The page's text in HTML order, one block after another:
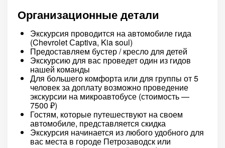
Организационные детали
Экскурсия проводится на автомобиле гида
(Chevrolet Сaptiva, Kia soul)
Предоставляем бустер / кресло для детей
Экскурсию для вас проведет один из гидов
нашей команды
Для большего комфорта или для группы от 5
человек за доплату возможно проведение
экскурсии на микроавтобусе (стоимость —
7500 ₽)
Гостям, которые путешествуют на своем
автомобиле, представляется скидка
Экскурсия начинается из любого удобного для
вас места в городе Петрозаводск или